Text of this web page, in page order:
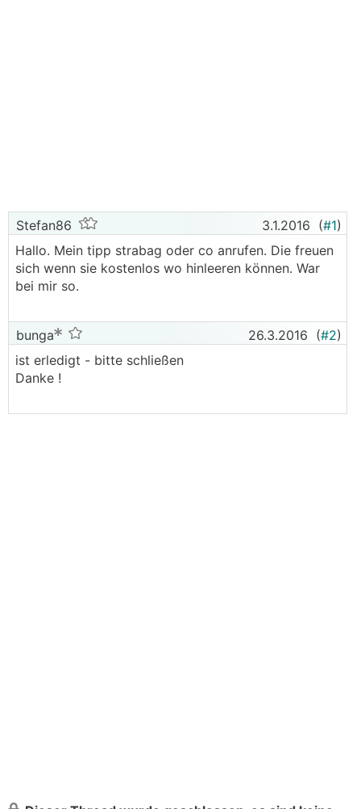
Stefan86 3.1.2016 (#1)
Hallo. Mein tipp strabag oder co anrufen. Die freuen
sich wenn sie kostenlos wo hinleeren können. War
bei mir so.
bunga 26.3.2016 (#2)
ist erledigt - bitte schließen
Danke !